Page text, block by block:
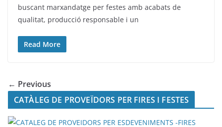
buscant marxandatge per festes amb acabats de
qualitat, producció responsable i un
Read More
← Previous
CATÀLEG DE PROVEÏDORS PER FIRES I FESTES